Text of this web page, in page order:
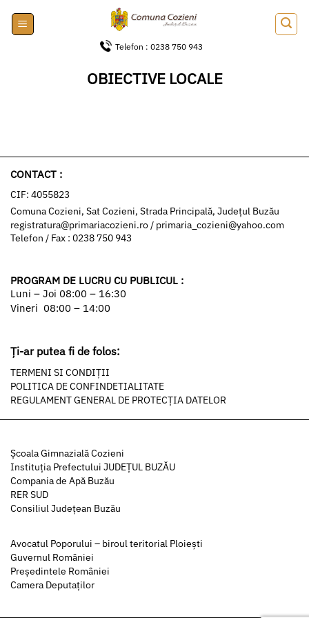
content
Telefon : 0238 750 943
OBIECTIVE LOCALE
CONTACT :
CIF: 4055823
Comuna Cozieni, Sat Cozieni, Strada Principală, Județul Buzău
registratura@primariacozieni.ro / primaria_cozieni@yahoo.com
Telefon / Fax : 0238 750 943
PROGRAM DE LUCRU CU PUBLICUL :
Luni – Joi 08:00 – 16:30
Vineri 08:00 – 14:00
Ți-ar putea fi de folos:
TERMENI SI CONDIȚII
POLITICA DE CONFINDETIALITATE
REGULAMENT GENERAL DE PROTECȚIA DATELOR
Şcoala Gimnazială Cozieni
Instituția Prefectului JUDEȚUL BUZĂU
Compania de Apă Buzău
RER SUD
Consiliul Județean Buzău
Avocatul Poporului – biroul teritorial Ploiești
Guvernul României
Președintele României
Camera Deputaților